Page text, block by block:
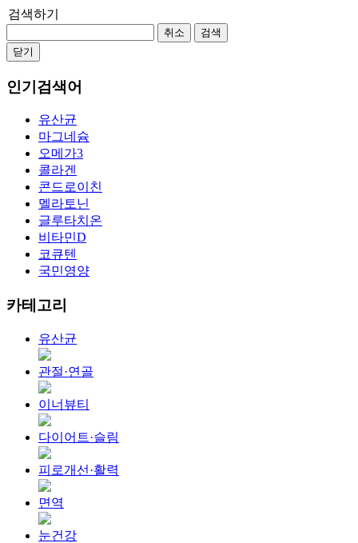
검색하기
취소
검색
닫기
인기검색어
유산균
마그네슘
오메가3
콜라겐
콘드로이친
멜라토닌
글루타치온
비타민D
코큐텐
국민영양
카테고리
유산균
관절·연골
이너뷰티
다이어트·슬림
피로개선·활력
면역
눈건강